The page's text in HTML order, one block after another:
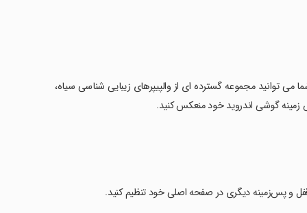
توانید مجموعه گسترده ای از والپیپرهای زیبایی شناسی سیاه،
زمینه گوشی اندروید خود منعکس کنید.